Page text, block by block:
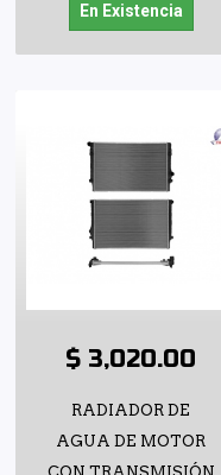
En Existencia
$ 3,020.00
RADIADOR DE
AGUA DE MOTOR